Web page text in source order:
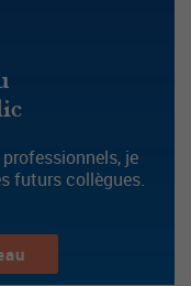
je
futurs collègues.